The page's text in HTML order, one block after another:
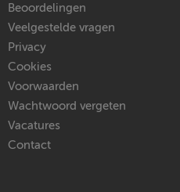
Beoordelingen
Veelgestelde vragen
Privacy
Cookies
Voorwaarden
Wachtwoord vergeten
Vacatures
Contact